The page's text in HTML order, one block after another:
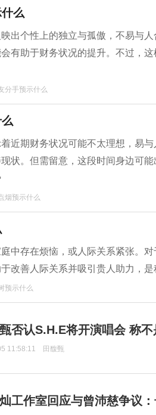
么
出个性上的独立与孤傲，不易与
有助于财务状况的提升。不过，
分手预示什么
近期财务状况可能不太理想，易
状。但需留意，这段时间身边可
烟预示什么
中存在烦恼，或人际关系紧张。
改善人际关系并吸引贵人助力，
预示什么
否认S.H.E将开演唱会 称
11:58:11 田馥甄
工作室回应与曾沛慈争议